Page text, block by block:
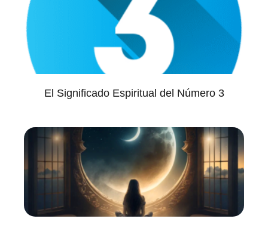
El Significado Espiritual del Número 3